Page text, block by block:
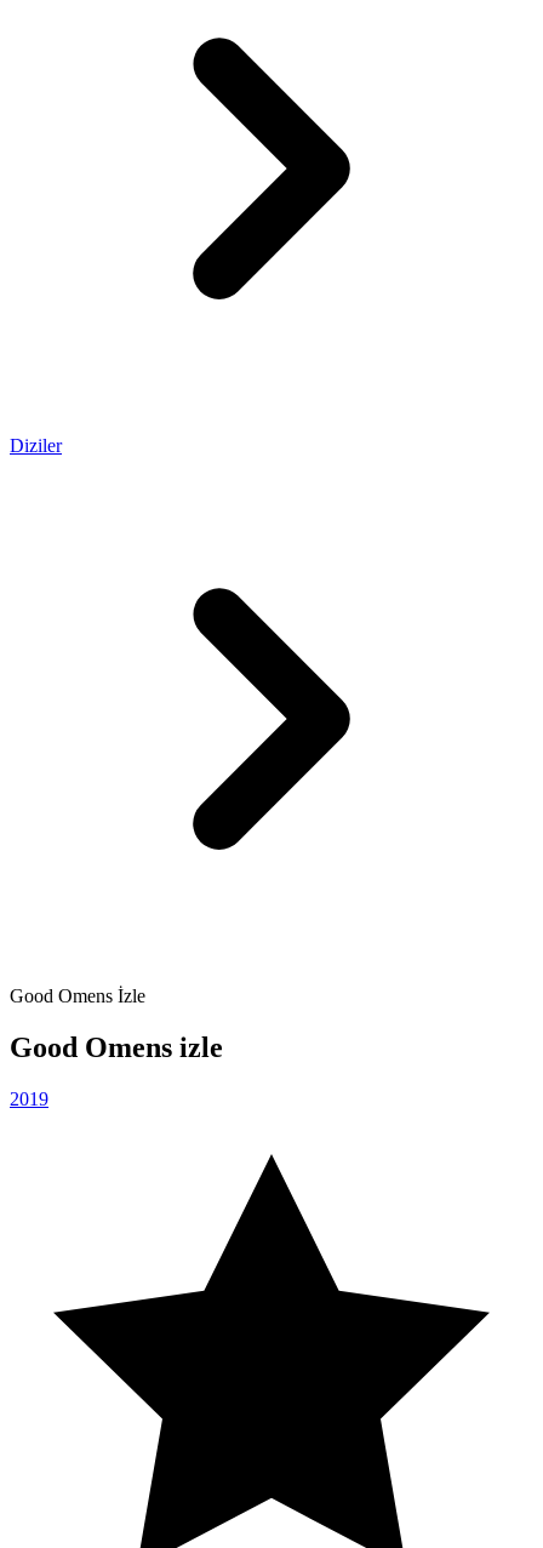
Diziler
Good Omens İzle
Good Omens izle
2019